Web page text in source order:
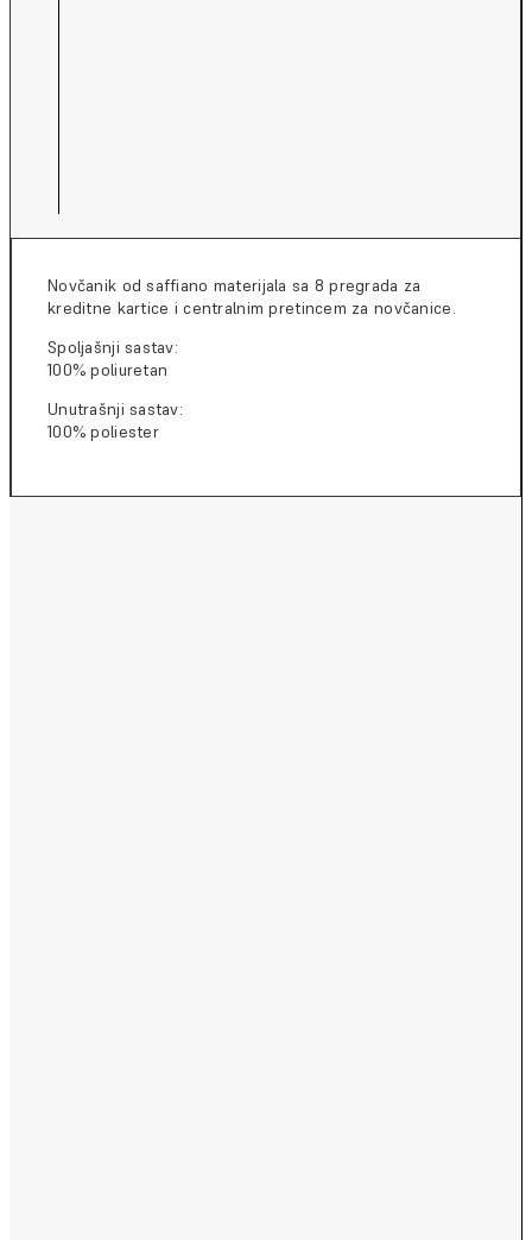
Novčanik od saffiano materijala sa 8 pregrada za
kreditne kartice i centralnim pretincem za novčanice.
Spoljašnji sastav:
100% poliuretan
Unutrašnji sastav:
100% poliester